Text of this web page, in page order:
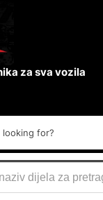
za sva vozila
looking for?